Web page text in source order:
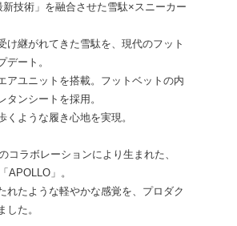
新技術」を融合させた雪駄×スニーカー
け継がれてきた雪駄を、現代のフット
デート。
アユニットを搭載。フットベットの内
タンシートを採用。
くような履き心地を実現。
コラボレーションにより生まれた、
APOLLO」。
れたような軽やかな感覚を、プロダク
した。